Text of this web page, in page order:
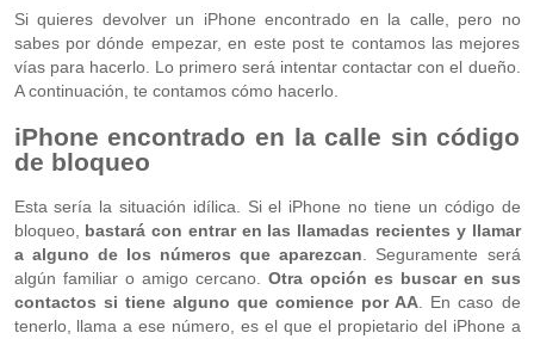
Si quieres devolver un iPhone encontrado en la calle, pero no
sabes por dónde empezar, en este post te contamos las mejores
vías para hacerlo. Lo primero será intentar contactar con el dueño.
A continuación, te contamos cómo hacerlo.
iPhone encontrado en la calle sin código
de bloqueo
Esta sería la situación idílica. Si el iPhone no tiene un código de
bloqueo, bastará con entrar en las llamadas recientes y llamar
a alguno de los números que aparezcan. Seguramente será
algún familiar o amigo cercano. Otra opción es buscar en sus
contactos si tiene alguno que comience por AA. En caso de
tenerlo, llama a ese número, es el que el propietario del iPhone a